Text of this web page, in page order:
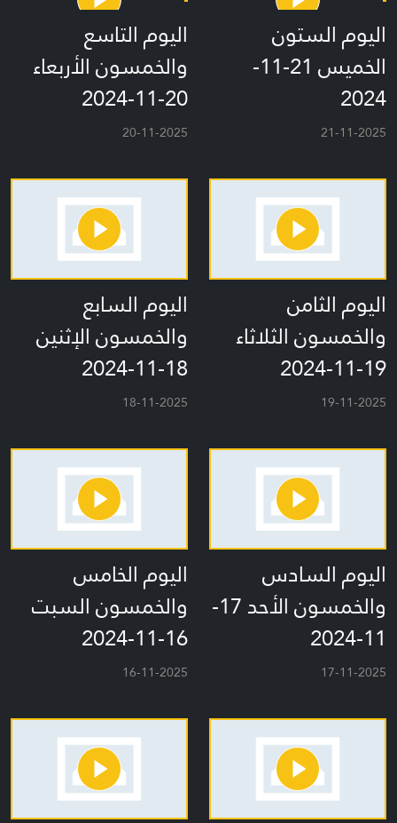
اليوم الستون
الخميس 21-11-
2024
21-11-2025
اليوم التاسع
والخمسون الأربعاء
20-11-2024
20-11-2025
اليوم الثامن
والخمسون الثلاثاء
19-11-2024
19-11-2025
اليوم السابع
والخمسون الإثنين
18-11-2024
18-11-2025
اليوم السادس
والخمسون الأحد 17-
11-2024
17-11-2025
اليوم الخامس
والخمسون السبت
16-11-2024
16-11-2025